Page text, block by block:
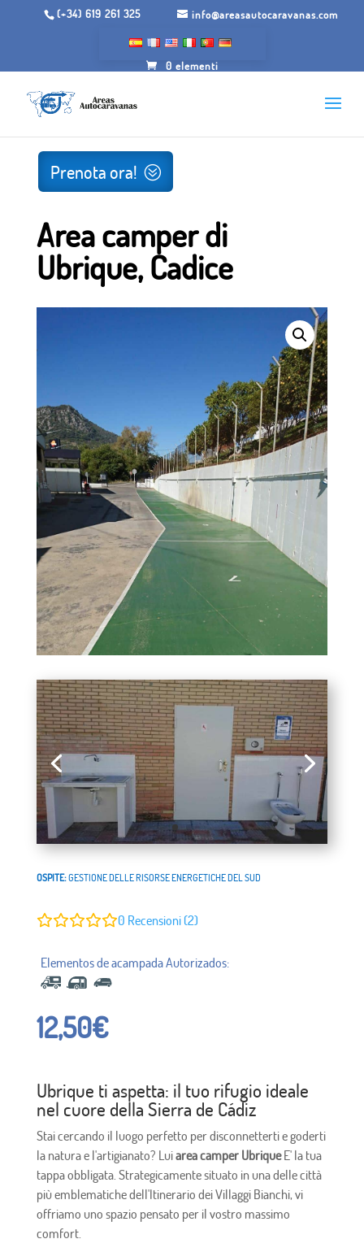
(+34) 619 261 325 info@areasautocaravanas.com
0 elementi
Prenota ora!
Area camper di
Ubrique, Cadice
OSPITE:GESTIONE DELLE RISORSE ENERGETICHE DEL SUD
0 Recensioni (2)
12,50€
Ubrique ti aspetta: il tuo rifugio ideale
nel cuore della Sierra de Cádiz
Stai cercando il luogo perfetto per disconnetterti e goderti
la natura e l'artigianato? Luiarea camper UbriqueE' la tua
tappa obbligata. Strategicamente situato in una delle città
più emblematiche dell'Itinerario dei Villaggi Bianchi, vi
offriamo uno spazio pensato per il vostro massimo
comfort.